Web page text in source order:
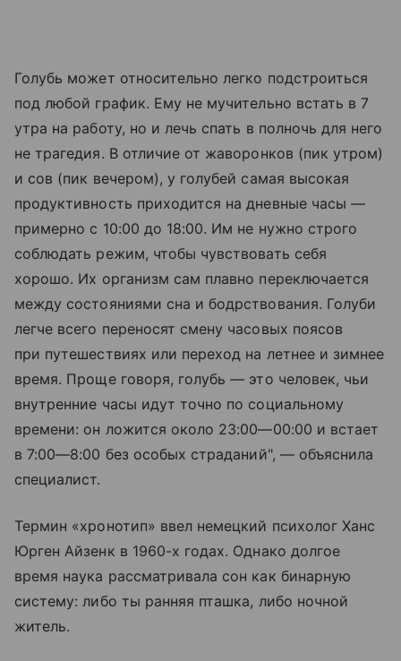
Голубь может относительно легко подстроиться
под любой график. Ему не мучительно встать в 7
утра на работу, но и лечь спать в полночь для него
не трагедия. В отличие от жаворонков (пик утром)
и сов (пик вечером), у голубей самая высокая
продуктивность приходится на дневные часы —
примерно с 10:00 до 18:00. Им не нужно строго
соблюдать режим, чтобы чувствовать себя
хорошо. Их организм сам плавно переключается
между состояниями сна и бодрствования. Голуби
легче всего переносят смену часовых поясов
при путешествиях или переход на летнее и зимнее
время. Проще говоря, голубь — это человек, чьи
внутренние часы идут точно по социальному
времени: он ложится около 23:00—00:00 и встает
в 7:00—8:00 без особых страданий", — объяснила
специалист.
Термин «хронотип» ввел немецкий психолог Ханс
Юрген Айзенк в 1960-х годах. Однако долгое
время наука рассматривала сон как бинарную
систему: либо ты ранняя пташка, либо ночной
житель.